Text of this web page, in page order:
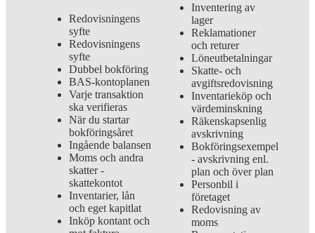
Redovisningens
syfte
Redovisningens
syfte
Dubbel bokföring
BAS-kontoplanen
Varje transaktion
ska verifieras
När du startar
bokföringsåret
Ingående balansen
Moms och andra
skatter -
skattekontot
Inventarier, lån
och eget kapitlat
Inköp kontant och
Inventering av
lager
Reklamationer
och returer
Löneutbetalningar
Skatte- och
avgiftsredovisning
Inventarieköp och
värdeminskning
Räkenskapsenlig
avskrivning
Bokföringsexempel
- avskrivning enl.
plan och över plan
Personbil i
företaget
Redovisning av
moms